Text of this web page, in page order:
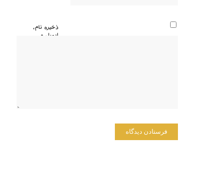
ذخیره نام،
ایمیل و